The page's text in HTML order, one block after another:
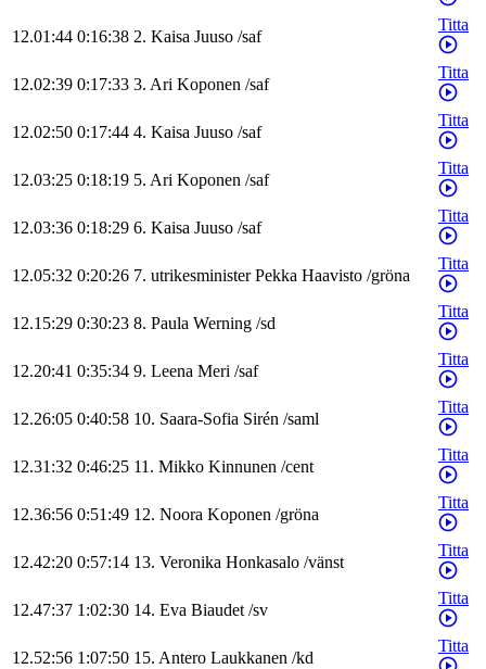
12.01:44 0:16:38 2. Kaisa Juuso /saf
Titta
12.02:39 0:17:33 3. Ari Koponen /saf
Titta
12.02:50 0:17:44 4. Kaisa Juuso /saf
Titta
12.03:25 0:18:19 5. Ari Koponen /saf
Titta
12.03:36 0:18:29 6. Kaisa Juuso /saf
Titta
12.05:32 0:20:26 7. utrikesminister Pekka Haavisto /gröna
Titta
12.15:29 0:30:23 8. Paula Werning /sd
Titta
12.20:41 0:35:34 9. Leena Meri /saf
Titta
12.26:05 0:40:58 10. Saara-Sofia Sirén /saml
Titta
12.31:32 0:46:25 11. Mikko Kinnunen /cent
Titta
12.36:56 0:51:49 12. Noora Koponen /gröna
Titta
12.42:20 0:57:14 13. Veronika Honkasalo /vänst
Titta
12.47:37 1:02:30 14. Eva Biaudet/sv
Titta
12.52:56 1:07:50 15. Antero Laukkanen /kd
Titta